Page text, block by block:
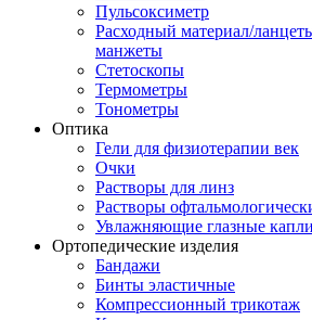
Пульсоксиметр
Расходный материал/
манжеты
Стетоскопы
Термометры
Тонометры
Оптика
Гели для физиотерапии век
Очки
Растворы для линз
Растворы
Увлажняющие глазные капли
Ортопедические изделия
Бандажи
Бинты эластичные
Компрессионный трикотаж